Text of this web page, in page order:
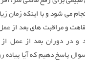
می شود و با اینکه
و مراقبت‌ های بعد از
و در دوران بعد از عمل
پاسخ دهیم که آیا